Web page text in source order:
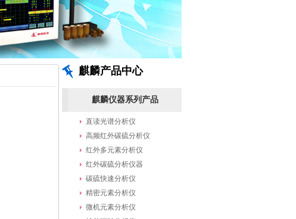
麒麟产品中心
麒麟仪器系列产品
直读光谱分析仪
高频红外碳硫分析仪
红外多元素分析仪
红外碳硫分析仪器
碳硫快速分析仪
精密元素分析仪
微机元素分析仪